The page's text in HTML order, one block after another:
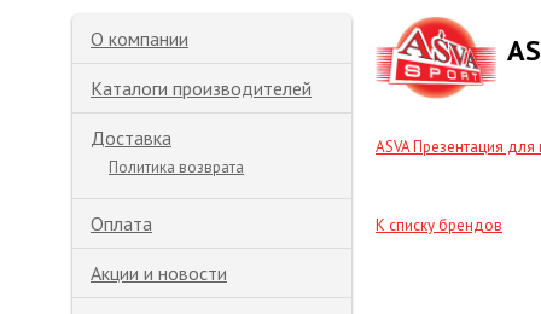
О компании
Каталоги производителей
Доставка
Политика возврата
Оплата
Акции и новости
ASVA Презентация
К списку брендов